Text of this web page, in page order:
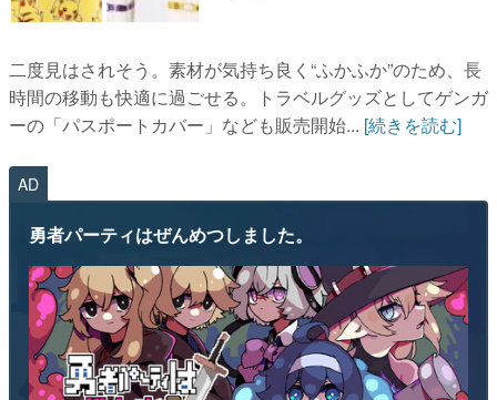
二度見はされそう。素材が気持ち良く“ふかふか”のため、長
時間の移動も快適に過ごせる。トラベルグッズとしてゲンガ
ーの「パスポートカバー」なども販売開始... [続きを読む]
AD
勇者パーティはぜんめつしました。